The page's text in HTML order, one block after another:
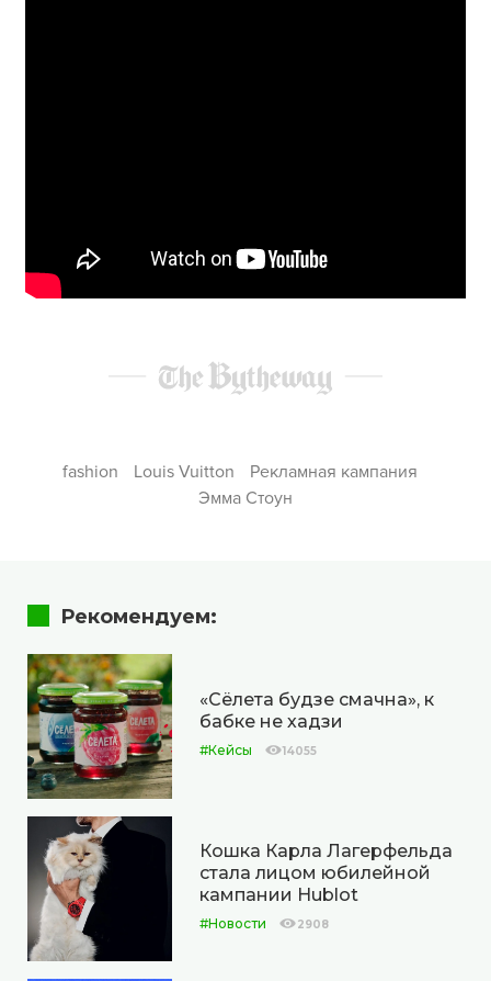
fashion Louis Vuitton
Рекламная кампания
Эмма Стоун
Рекомендуем:
«Сёлета будзе смачна», к
бабке не хадзи
#Кейсы 14055
Кошка Карла Лагерфельда
стала лицом юбилейной
кампании Hublot
#Новости 2908